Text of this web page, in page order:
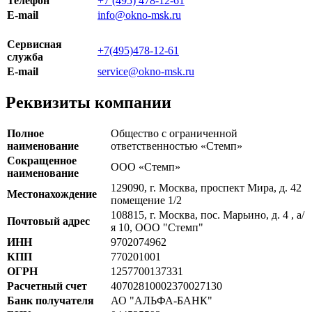
E-mail
info@okno-msk.ru
Сервисная
служба
+7(495)478-12-61
E-mail
service@okno-msk.ru
Реквизиты компании
Полное
наименование
Общество с ограниченной
ответственностью «Стемп»
Сокращенное
наименование
ООО «Стемп»
Местонахождение
129090, г. Москва, проспект Мира, д. 42
помещение 1/2
Почтовый адрес
108815, г. Москва, пос. Марьино, д. 4 , а/
я 10, ООО "Стемп"
ИНН
9702074962
КПП
770201001
ОГРН
1257700137331
Расчетный счет
40702810002370027130
Банк получателя
АО "АЛЬФА-БАНК"